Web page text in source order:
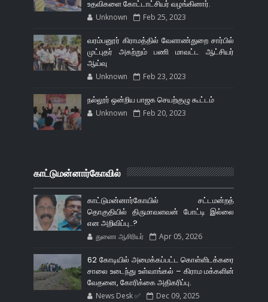
உதவிகளை கோட்டாட்சியர் வழங்கினார்.
Unknown Feb 25, 2023
வரம்பனூர் கிராமத்தில் வேளாண்துறை சார்பில்
முட்புதர் அகற்றும் பணி மாவட்ட ஆட்சியர்
ஆய்வு
Unknown Feb 23, 2023
நல்லூர் ஒன்றிய பாஜக செயற்குழு கூட்டம்
Unknown Feb 20, 2023
காட்டுமன்னார்கோவில்
காட்டுமன்னார்கோயில் சட்டமன்றத்
தொகுதியில் திருமாவளவன் போட்டி இல்லை
என அறிவிப்பு..?
துணை ஆசிரியர் Apr 05, 2026
62 கோடியில் அமைக்கப்பட்ட கொள்ளிடக்கரை
சாலை உடைந்து உள்வாங்கல் – கிராம மக்களின்
வேதனை, கோரிக்கை அதிகரிப்பு.
News Desk ✅ Dec 09, 2025